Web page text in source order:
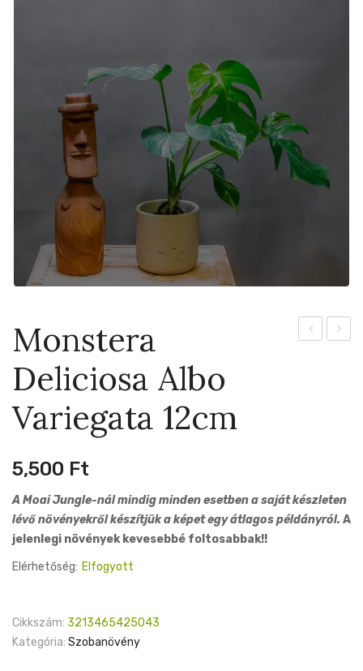
Monstera
Deliciosa Albo
Variegata 12cm
5,500 Ft
A Moai Jungle-nál mindig minden esetben a saját készleten
lévő növényekről készítjük a képet egy átlagos példányról. A
jelenlegi növények kevesebbé foltosabbak!!
Elérhetőség: Elfogyott
Cikkszám: 3213465425043
Kategória: Szobanövény